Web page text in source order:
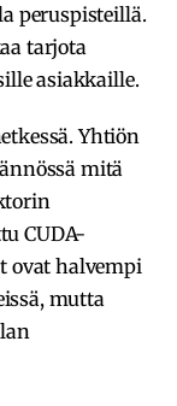
peruspisteillä.
tarjota
asiakkaille.
Yhtiön
mitä
CUDA-
ovat halvempi
mutta